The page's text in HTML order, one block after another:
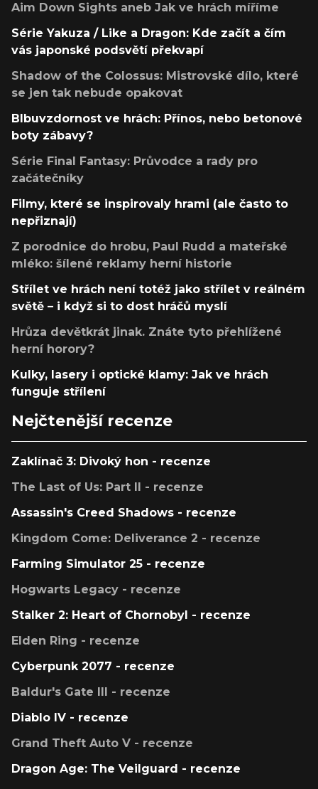
Aim Down Sights aneb Jak ve hrách míříme
Série Yakuza / Like a Dragon: Kde začít a čím
vás japonské podsvětí překvapí
Shadow of the Colossus: Mistrovské dílo, které
se jen tak nebude opakovat
Blbuvzdornost ve hrách: Přínos, nebo betonové
boty zábavy?
Série Final Fantasy: Průvodce a rady pro
začátečníky
Filmy, které se inspirovaly hrami (ale často to
nepřiznají)
Z porodnice do hrobu, Paul Rudd a mateřské
mléko: šílené reklamy herní historie
Střílet ve hrách není totéž jako střílet v reálném
světě – i když si to dost hráčů myslí
Hrůza devětkrát jinak. Znáte tyto přehlížené
herní horory?
Kulky, lasery i optické klamy: Jak ve hrách
funguje střílení
Nejčtenější recenze
Zaklínač 3: Divoký hon - recenze
The Last of Us: Part II - recenze
Assassin's Creed Shadows - recenze
Kingdom Come: Deliverance 2 - recenze
Farming Simulator 25 - recenze
Hogwarts Legacy - recenze
Stalker 2: Heart of Chornobyl - recenze
Elden Ring - recenze
Cyberpunk 2077 - recenze
Baldur's Gate III - recenze
Diablo IV - recenze
Grand Theft Auto V - recenze
Dragon Age: The Veilguard - recenze